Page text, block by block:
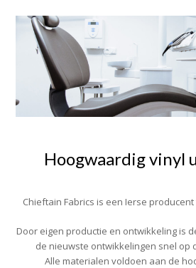
Hoogwaardig vinyl
Chieftain Fabrics is een Ierse
Door eigen productie en ontwikkeling is
de nieuwste ontwikkelingen snel op
Alle materialen voldoen aan de